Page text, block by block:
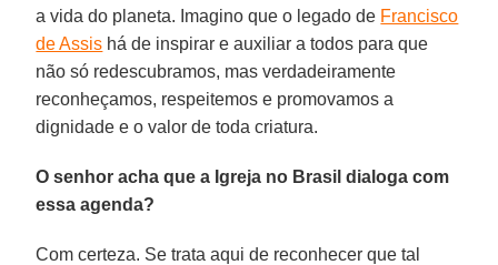
a vida do planeta. Imagino que o legado de Francisco
de Assis há de inspirar e auxiliar a todos para que
não só redescubramos, mas verdadeiramente
reconheçamos, respeitemos e promovamos a
dignidade e o valor de toda criatura.
O senhor acha que a Igreja no Brasil dialoga com
essa agenda?
Com certeza. Se trata aqui de reconhecer que tal